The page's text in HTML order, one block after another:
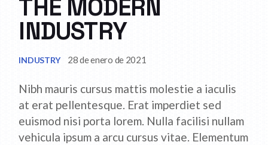
THE MODERN
INDUSTRY
INDUSTRY 28 de enero de 2021
Nibh mauris cursus mattis molestie a iaculis
at erat pellentesque. Erat imperdiet sed
euismod nisi porta lorem. Nulla facilisi nullam
vehicula ipsum a arcu cursus vitae. Elementum